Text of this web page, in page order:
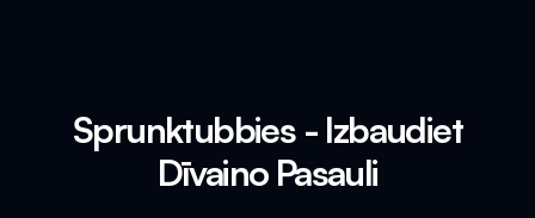
Sprunktubbies - Izbaudiet
Dīvaino Pasauli